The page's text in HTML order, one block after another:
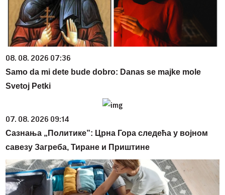
08. 08. 2026 07:36
Samo da mi dete bude dobro: Danas se majke mole
Svetoj Petki
07. 08. 2026 09:14
Сазнања „Политике”: Црна Гора следећа у војном
савезу Загреба, Тиране и Приштине